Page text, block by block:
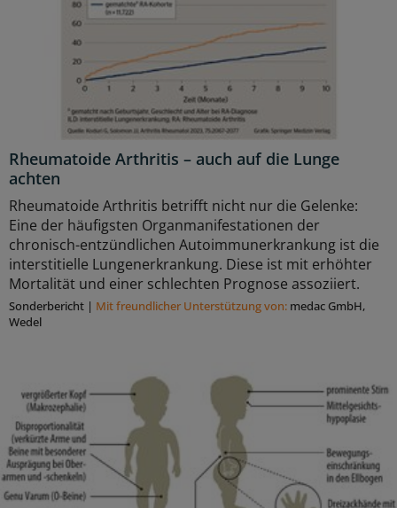
Rheumatoide Arthritis – auch auf die Lunge
achten
Rheumatoide Arthritis betrifft nicht nur die Gelenke:
Eine der häufigsten Organmanifestationen der
chronisch-entzündlichen Autoimmunerkrankung ist die
interstitielle Lungenerkrankung. Diese ist mit erhöhter
Mortalität und einer schlechten Prognose assoziiert.
Sonderbericht | Mit freundlicher Unterstützung von: medac GmbH,
Wedel